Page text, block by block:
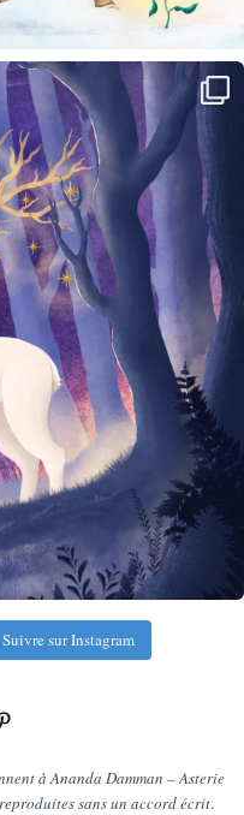
Suivre sur Instagram
à Ananda Damman – Asterie
sans un accord écrit.